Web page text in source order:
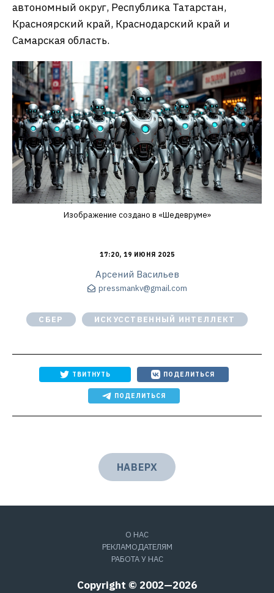
автономный округ, Республика Татарстан,
Красноярский край, Краснодарский край и
Самарская область.
Изображение создано в «Шедевруме»
17:20, 19 ИЮНЯ 2025
Арсений Васильев
pressmankv@gmail.com
СБЕР ИСКУССТВЕННЫЙ ИНТЕЛЛЕКТ
ТВИТНУТЬ ПОДЕЛИТЬСЯ
ПОДЕЛИТЬСЯ
НАВЕРХ
О НАС
РЕКЛАМОДАТЕЛЯМ
РАБОТА У НАС
Copyright © 2002—2026